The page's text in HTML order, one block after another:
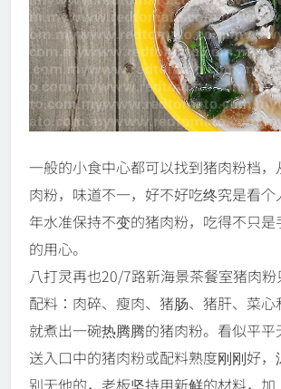
一般的小食中心都可以找到猪肉粉档
肉粉，味道不一，好不好吃终究是看
年水准保持不变的猪肉粉，吃得不只
的用心。
八打灵再也20/7路新海景茶餐室猪肉
配料：肉碎、瘦肉、猪肠、猪肝、菜心
就煮出一碗热腾腾的猪肉粉。看似平平
送入口中的猪肉粉或配料熟度刚刚好，